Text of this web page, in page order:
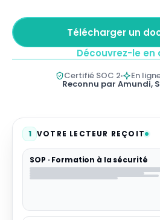
Télécharger un
Découvrez-le en
Certifié SOC 2 En
Reconnu par Amundi,
1 VOTRE LECTEUR REÇOIT
SOP · Formation à la sécurité